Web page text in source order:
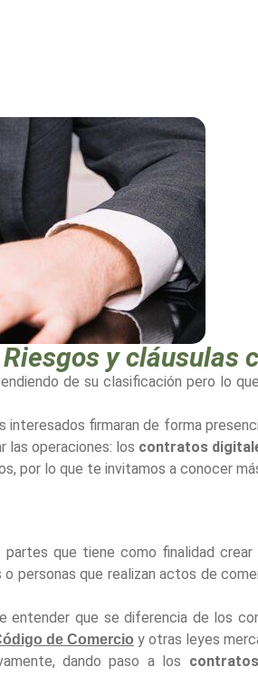
y cláusulas
de su clasificación pero lo
interesados firmaran de forma
las operaciones: los contratos
por lo que te invitamos a conocer
que tiene como finalidad
personas que realizan actos de
entender que se diferencia de los
de Comercio y otras leyes
dando paso a los